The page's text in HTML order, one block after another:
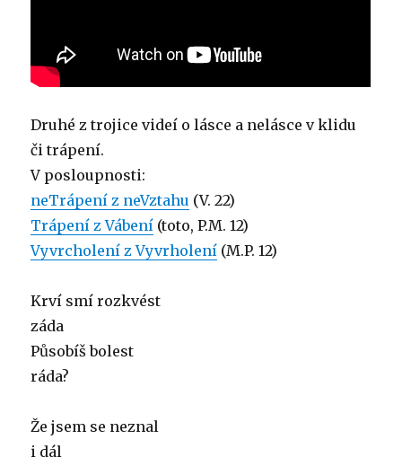
Druhé z trojice videí o lásce a nelásce v klidu
či trápení.
V posloupnosti:
neTrápení z neVztahu (V. 22)
Trápení z Vábení (toto, P.M. 12)
Vyvrcholení z Vyvrholení (M.P. 12)
Krví smí rozkvést
záda
Působíš bolest
ráda?
Že jsem se neznal
i dál